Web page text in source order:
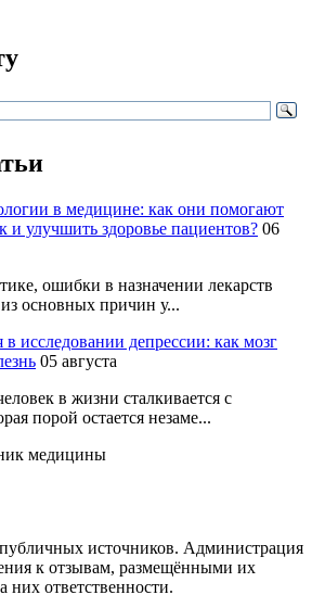
в медицине: как они помогают
и улучшить здоровье пациентов? 06
ошибки в назначении лекарств
основных причин у...
исследовании депрессии: как мозг
05 августа
в жизни сталкивается с
порой остается незаме...
медицины
источников. Администрация
к отзывам, размещёнными их
них ответственности.